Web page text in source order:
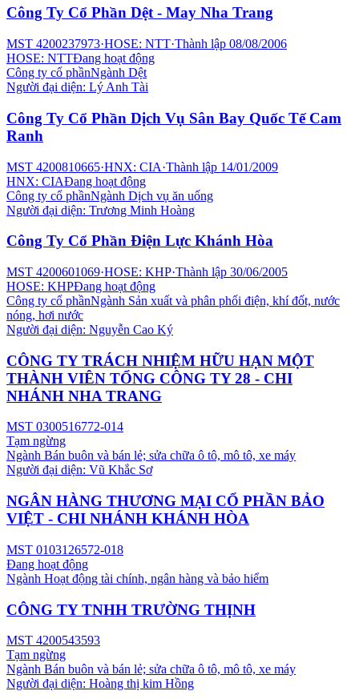
Công Ty Cổ Phần Dệt - May Nha Trang
MST 4200237973·HOSE: NTT·Thành lập 08/08/2006
HOSE: NTTĐang hoạt động
Công ty cổ phầnNgành Dệt
Người đại diện: Lý Anh Tài
Công Ty Cổ Phần Dịch Vụ Sân Bay Quốc Tế Cam
Ranh
MST 4200810665·HNX: CIA·Thành lập 14/01/2009
HNX: CIAĐang hoạt động
Công ty cổ phầnNgành Dịch vụ ăn uống
Người đại diện: Trương Minh Hoàng
Công Ty Cổ Phần Điện Lực Khánh Hòa
MST 4200601069·HOSE: KHP·Thành lập 30/06/2005
HOSE: KHPĐang hoạt động
Công ty cổ phầnNgành Sản xuất và phân phối điện, khí đốt, nước
nóng, hơi nước
Người đại diện: Nguyễn Cao Ký
CÔNG TY TRÁCH NHIỆM HỮU HẠN MỘT
THÀNH VIÊN TỔNG CÔNG TY 28 - CHI
NHÁNH NHA TRANG
MST 0300516772-014
Tạm ngừng
Ngành Bán buôn và bán lẻ; sửa chữa ô tô, mô tô, xe máy
Người đại diện: Vũ Khắc Sơ
NGÂN HÀNG THƯƠNG MẠI CỔ PHẦN BẢO
VIỆT - CHI NHÁNH KHÁNH HÒA
MST 0103126572-018
Đang hoạt động
Ngành Hoạt động tài chính, ngân hàng và bảo hiểm
CÔNG TY TNHH TRƯỜNG THỊNH
MST 4200543593
Tạm ngừng
Ngành Bán buôn và bán lẻ; sửa chữa ô tô, mô tô, xe máy
Người đại diện: Hoàng thị kim Hồng